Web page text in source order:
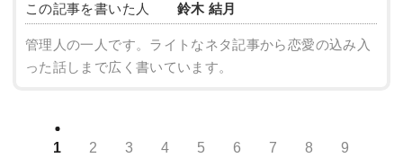
この記事を書いた人 鈴木 結月
管理人の一人です。ライトなネタ記事から恋愛の込み入
った話しまで広く書いています。
1 2 3 4 5 6 7 8 9